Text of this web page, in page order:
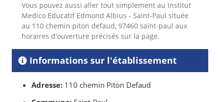
Vous pouvez aussi aller tout simplement au Institut
Medico Educatif Edmond Albius - Saint-Paul située
au 110 chemin piton defaud, 97460 saint-paul aux
horaires d'ouverture précisés sur la page.
Informations sur l'établissement
Adresse: 110 chemin Piton Defaud